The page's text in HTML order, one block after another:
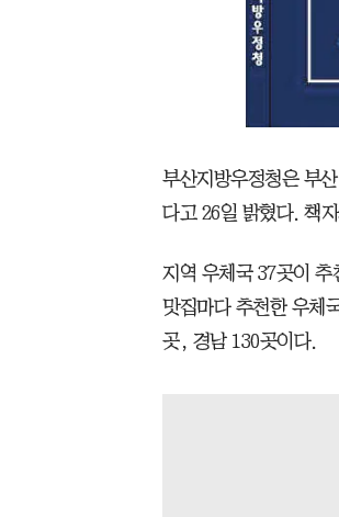
부산지방우정청은 부
다고 26일 밝혔다. 책
지역 우체국 37곳이
맛집마다 추천한 우체
곳, 경남 130곳이다.